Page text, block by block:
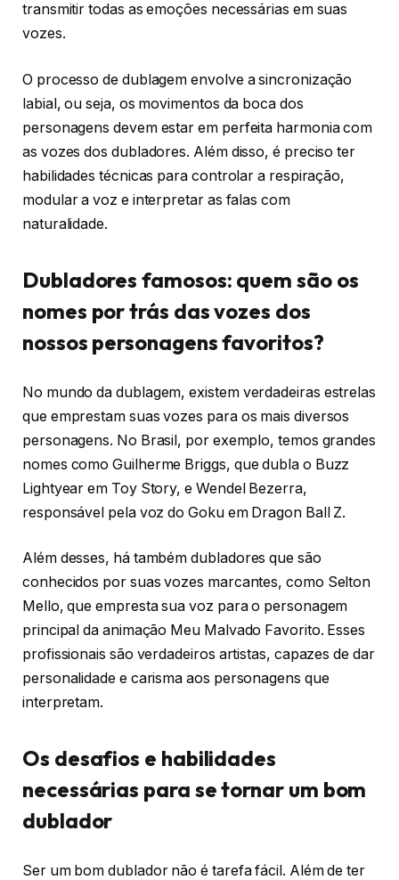
transmitir todas as emoções necessárias em suas
vozes.
O processo de dublagem envolve a sincronização
labial, ou seja, os movimentos da boca dos
personagens devem estar em perfeita harmonia com
as vozes dos dubladores. Além disso, é preciso ter
habilidades técnicas para controlar a respiração,
modular a voz e interpretar as falas com
naturalidade.
Dubladores famosos: quem são os
nomes por trás das vozes dos
nossos personagens favoritos?
No mundo da dublagem, existem verdadeiras estrelas
que emprestam suas vozes para os mais diversos
personagens. No Brasil, por exemplo, temos grandes
nomes como Guilherme Briggs, que dubla o Buzz
Lightyear em Toy Story, e Wendel Bezerra,
responsável pela voz do Goku em Dragon Ball Z.
Além desses, há também dubladores que são
conhecidos por suas vozes marcantes, como Selton
Mello, que empresta sua voz para o personagem
principal da animação Meu Malvado Favorito. Esses
profissionais são verdadeiros artistas, capazes de dar
personalidade e carisma aos personagens que
interpretam.
Os desafios e habilidades
necessárias para se tornar um bom
dublador
Ser um bom dublador não é tarefa fácil. Além de ter